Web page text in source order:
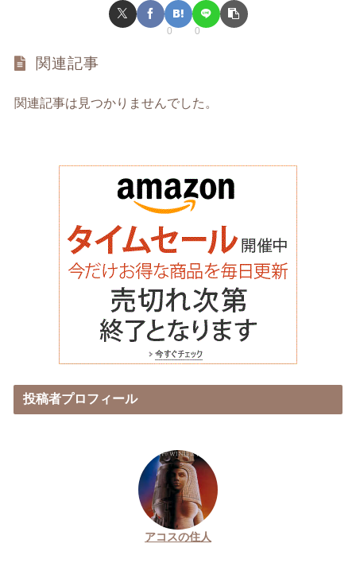
0 0
関連記事
関連記事は見つかりませんでした。
投稿者プロフィール
アコスの住人